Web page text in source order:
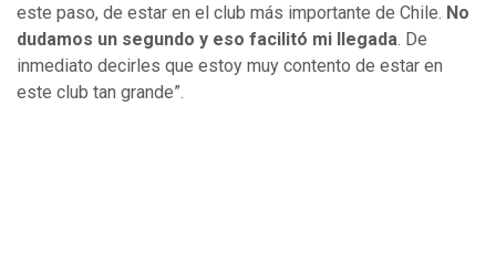
este paso, de estar en el club más importante de Chile. No
dudamos un segundo y eso facilitó mi llegada . De
inmediato decirles que estoy muy contento de estar en
este club tan grande”.